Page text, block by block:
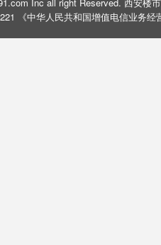
《中华人民共和国增值电信业务经